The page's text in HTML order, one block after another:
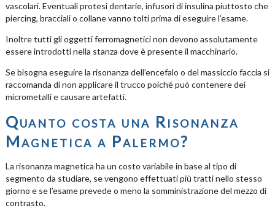
vascolari. Eventuali protesi dentarie, infusori di insulina piuttosto che
piercing, bracciali o collane vanno tolti prima di eseguire l’esame.
Inoltre tutti gli oggetti ferromagnetici non devono assolutamente
essere introdotti nella stanza dove è presente il macchinario.
Se bisogna eseguire la risonanza dell’encefalo o del massiccio faccia si
raccomanda di non applicare il trucco poiché può contenere dei
micrometalli e causare artefatti.
Quanto costa una Risonanza
Magnetica a Palermo?
La risonanza magnetica ha un costo variabile in base al tipo di
segmento da studiare, se vengono effettuati più tratti nello stesso
giorno e se l’esame prevede o meno la somministrazione del mezzo di
contrasto.